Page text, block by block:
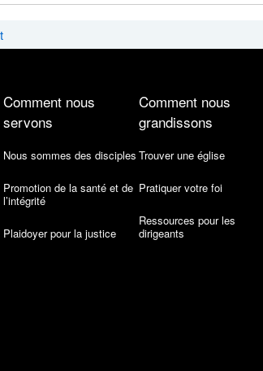
Comment nous
servons
Nous sommes des disciples
Promotion de la santé et de
l’intégrité
Plaidoyer pour la justice
Comment nous
grandissons
Trouver une église
Pratiquer votre foi
Ressources pour les
dirigeants